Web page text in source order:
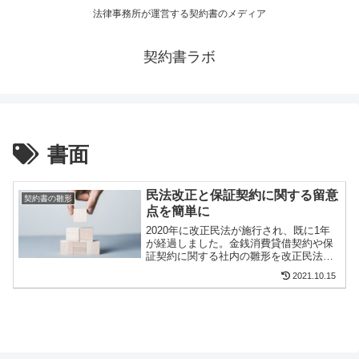
法律事務所が運営する契約書のメディア
契約書ラボ
書面
契約書の雛形
民法改正と保証契約に関する留意
点を簡単に
2020年に改正民法が施行され、既に1年
が経過しました。金銭消費貸借契約や保
証契約に関する社内の雛形を改正民法に
合わせて修正された企業の方も多いと思
います。他方で、2021年に入ってから
2021.10.15